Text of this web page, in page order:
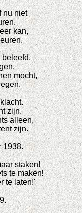
nu niet
kan,
beleefd,
mocht,
zijn.
alleen,
zijn.
1938.
staken!
te maken!
te laten!'